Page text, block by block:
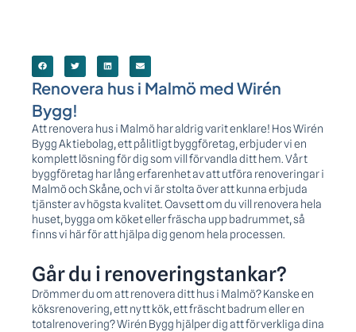
Renovera hus i Malmö med Wirén
Bygg!
Att renovera hus i Malmö har aldrig varit enklare! Hos Wirén
Bygg Aktiebolag, ett pålitligt byggföretag, erbjuder vi en
komplett lösning för dig som vill förvandla ditt hem. Vårt
byggföretag har lång erfarenhet av att utföra renoveringar i
Malmö och Skåne, och vi är stolta över att kunna erbjuda
tjänster av högsta kvalitet. Oavsett om du vill renovera hela
huset, bygga om köket eller fräscha upp badrummet, så
finns vi här för att hjälpa dig genom hela processen.
Går du i renoveringstankar?
Drömmer du om att renovera ditt hus i Malmö? Kanske en
köksrenovering, ett nytt kök, ett fräscht badrum eller en
totalrenovering? Wirén Bygg hjälper dig att förverkliga dina